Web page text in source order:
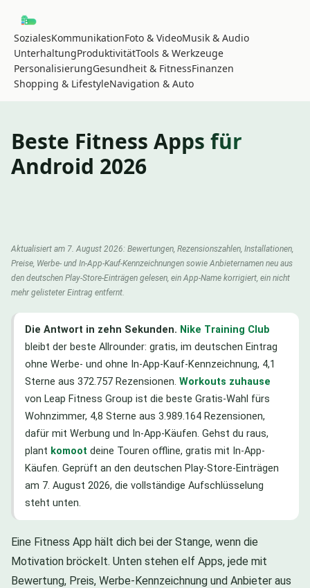
SozialesKommunikationFoto & VideoMusik & Audio
UnterhaltungProduktivitätTools & Werkzeuge
PersonalisierungGesundheit & FitnessFinanzen
Shopping & LifestyleNavigation & Auto
Beste Fitness Apps für
Android 2026
Aktualisiert am 7. August 2026: Bewertungen, Rezensionszahlen, Installationen,
Preise, Werbe- und In-App-Kauf-Kennzeichnungen sowie Anbieternamen neu aus
den deutschen Play-Store-Einträgen gelesen, ein App-Name korrigiert, ein nicht
mehr gelisteter Eintrag entfernt.
Die Antwort in zehn Sekunden. Nike Training Club
bleibt der beste Allrounder: gratis, im deutschen Eintrag
ohne Werbe- und ohne In-App-Kauf-Kennzeichnung, 4,1
Sterne aus 372.757 Rezensionen. Workouts zuhause
von Leap Fitness Group ist die beste Gratis-Wahl fürs
Wohnzimmer, 4,8 Sterne aus 3.989.164 Rezensionen,
dafür mit Werbung und In-App-Käufen. Gehst du raus,
plant komoot deine Touren offline, gratis mit In-App-
Käufen. Geprüft an den deutschen Play-Store-Einträgen
am 7. August 2026, die vollständige Aufschlüsselung
steht unten.
Eine Fitness App hält dich bei der Stange, wenn die
Motivation bröckelt. Unten stehen elf Apps, jede mit
Bewertung, Preis, Werbe-Kennzeichnung und Anbieter aus